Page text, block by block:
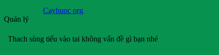
Cayhuoc org
Quản lý
Thach sùng tiểu vào tai không vấn đề gì bạn nhé